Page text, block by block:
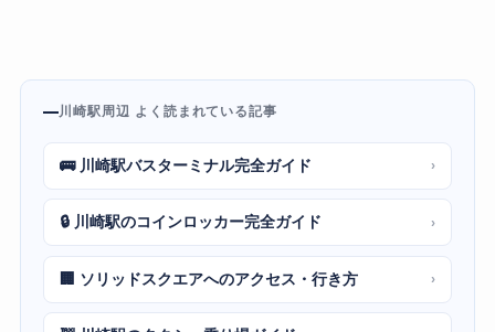
川崎駅周辺 よく読まれている記事
🚌 川崎駅バスターミナル完全ガイド ›
🔒 川崎駅のコインロッカー完全ガイド ›
🏢 ソリッドスクエアへのアクセス・行き方 ›